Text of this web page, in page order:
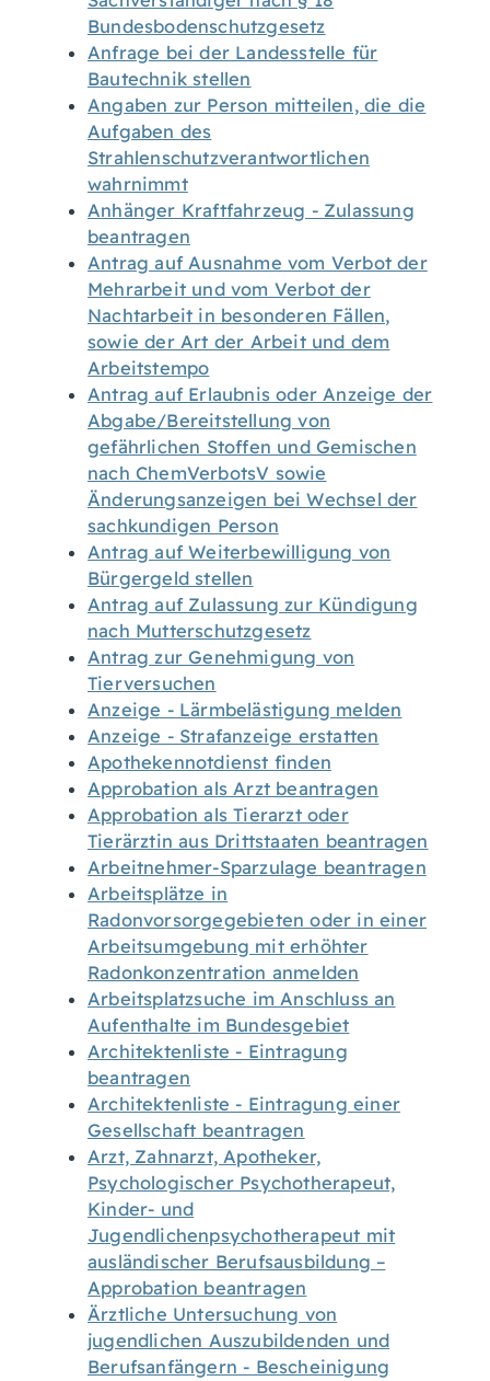
Bundesbodenschutzgesetz
Anfrage bei der Landesstelle für
Bautechnik stellen
Angaben zur Person mitteilen, die die
Aufgaben des
Strahlenschutzverantwortlichen
wahrnimmt
Anhänger Kraftfahrzeug - Zulassung
beantragen
Antrag auf Ausnahme vom Verbot der
Mehrarbeit und vom Verbot der
Nachtarbeit in besonderen Fällen,
sowie der Art der Arbeit und dem
Arbeitstempo
Antrag auf Erlaubnis oder Anzeige der
Abgabe/Bereitstellung von
gefährlichen Stoffen und Gemischen
nach ChemVerbotsV sowie
Änderungsanzeigen bei Wechsel der
sachkundigen Person
Antrag auf Weiterbewilligung von
Bürgergeld stellen
Antrag auf Zulassung zur Kündigung
nach Mutterschutzgesetz
Antrag zur Genehmigung von
Tierversuchen
Anzeige - Lärmbelästigung melden
Anzeige - Strafanzeige erstatten
Apothekennotdienst finden
Approbation als Arzt beantragen
Approbation als Tierarzt oder
Tierärztin aus Drittstaaten beantragen
Arbeitnehmer-Sparzulage beantragen
Arbeitsplätze in
Radonvorsorgegebieten oder in einer
Arbeitsumgebung mit erhöhter
Radonkonzentration anmelden
Arbeitsplatzsuche im Anschluss an
Aufenthalte im Bundesgebiet
Architektenliste - Eintragung
beantragen
Architektenliste - Eintragung einer
Gesellschaft beantragen
Arzt, Zahnarzt, Apotheker,
Psychologischer Psychotherapeut,
Kinder- und
Jugendlichenpsychotherapeut mit
ausländischer Berufsausbildung –
Approbation beantragen
Ärztliche Untersuchung von
jugendlichen Auszubildenden und
Berufsanfängern - Bescheinigung